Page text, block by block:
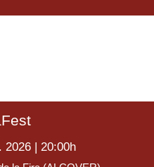
2026 | 20:00h